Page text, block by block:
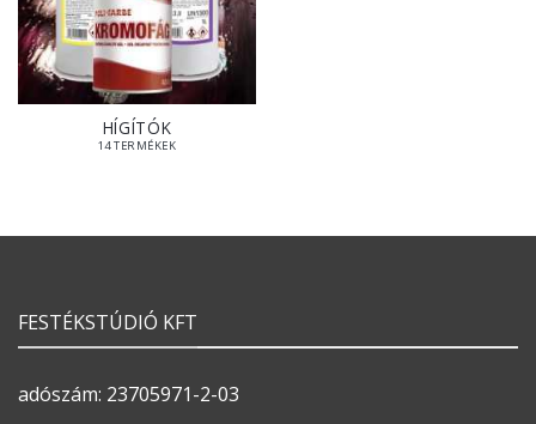
HÍGÍTÓK
14 TERMÉKEK
FESTÉKSTÚDIÓ KFT
adószám: 23705971-2-03